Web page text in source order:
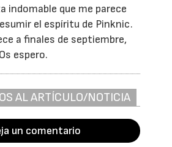
indomable que me parece
el espíritu de Pinknic.
a finales de septiembre,
espero.
AL ARTÍCULO/NOTICIA
un comentario